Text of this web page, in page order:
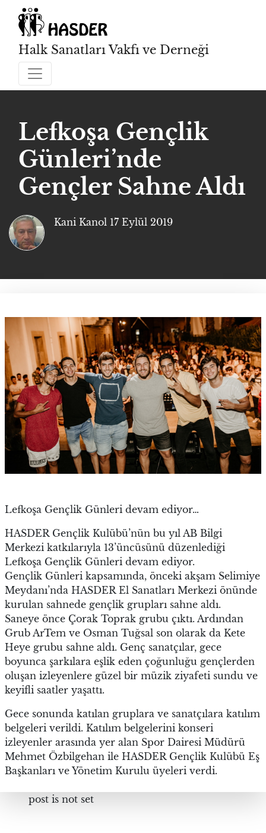
Halk Sanatları Vakfı ve Derneği
Lefkoşa Gençlik
Günleri’nde
Gençler Sahne Aldı
Kani Kanol 17 Eylül 2019
Lefkoşa Gençlik Günleri devam ediyor…
HASDER Gençlik Kulübü’nün bu yıl AB Bilgi
Merkezi katkılarıyla 13’üncüsünü düzenlediği
Lefkoşa Gençlik Günleri devam ediyor.
Gençlik Günleri kapsamında, önceki akşam Selimiye
Meydanı’nda HASDER El Sanatları Merkezi önünde
kurulan sahnede gençlik grupları sahne aldı.
Saneye önce Çorak Toprak grubu çıktı. Ardından
Grub ArTem ve Osman Tuğsal son olarak da Kete
Heye grubu sahne aldı. Genç sanatçılar, gece
boyunca şarkılara eşlik eden çoğunluğu gençlerden
oluşan izleyenlere güzel bir müzik ziyafeti sundu ve
keyifli saatler yaşattı.
Gece sonunda katılan gruplara ve sanatçılara katılım
belgeleri verildi. Katılım belgelerini konseri
izleyenler arasında yer alan Spor Dairesi Müdürü
Mehmet Özbilgehan ile HASDER Gençlik Kulübü Eş
Başkanları ve Yönetim Kurulu üyeleri verdi.
post is not set